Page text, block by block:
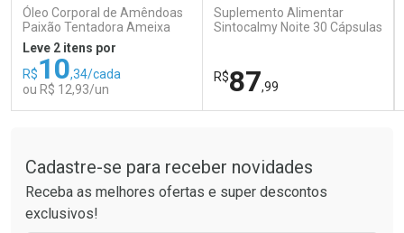
Comprar sem Desconto
Por R$ 26,99/cada
Comprar sem Desconto
Por R$ 26,99/cada
Comprar sem Desconto
Por R$ 121,90/cada
Comprar sem Desconto
Por R$ 121,90/cada
Óleo Corporal de Amêndoas
Paixão Tentadora Ameixa
Rubi 100ml
Leve 2 itens por
R$10,34/cada
ou R$ 12,93/un
Laboratório
Por Menos
Suplemento Alimentar
Sintocalmy Noite 30 Cápsulas
R$87,99
Laboratório
Por Menos
Cadastre-se para receber novidades
Receba as melhores ofertas e super descontos
exclusivos!